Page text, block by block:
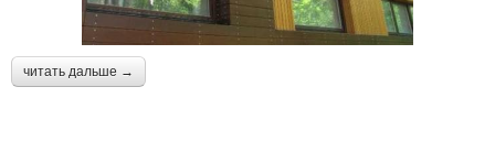
читать дальше →